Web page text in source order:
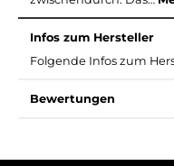
Infos zum Hersteller
Folgende Infos zum
Bewertungen